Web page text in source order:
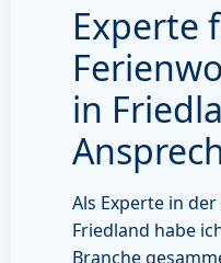
Experte
in
Als Experte in
Friedland habe
Branche